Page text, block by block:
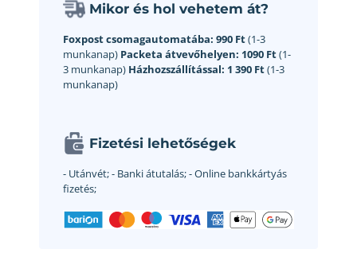
Mikor és hol vehetem át?
Foxpost csomagautomatába: 990 Ft(1-3
munkanap) Packeta átvevőhelyen: 1090 Ft(1-
3 munkanap) Házhozszállítással: 1 390 Ft(1-3
munkanap)
Fizetési lehetőségek
- Utánvét;- Banki átutalás;- Online bankkártyás
fizetés;